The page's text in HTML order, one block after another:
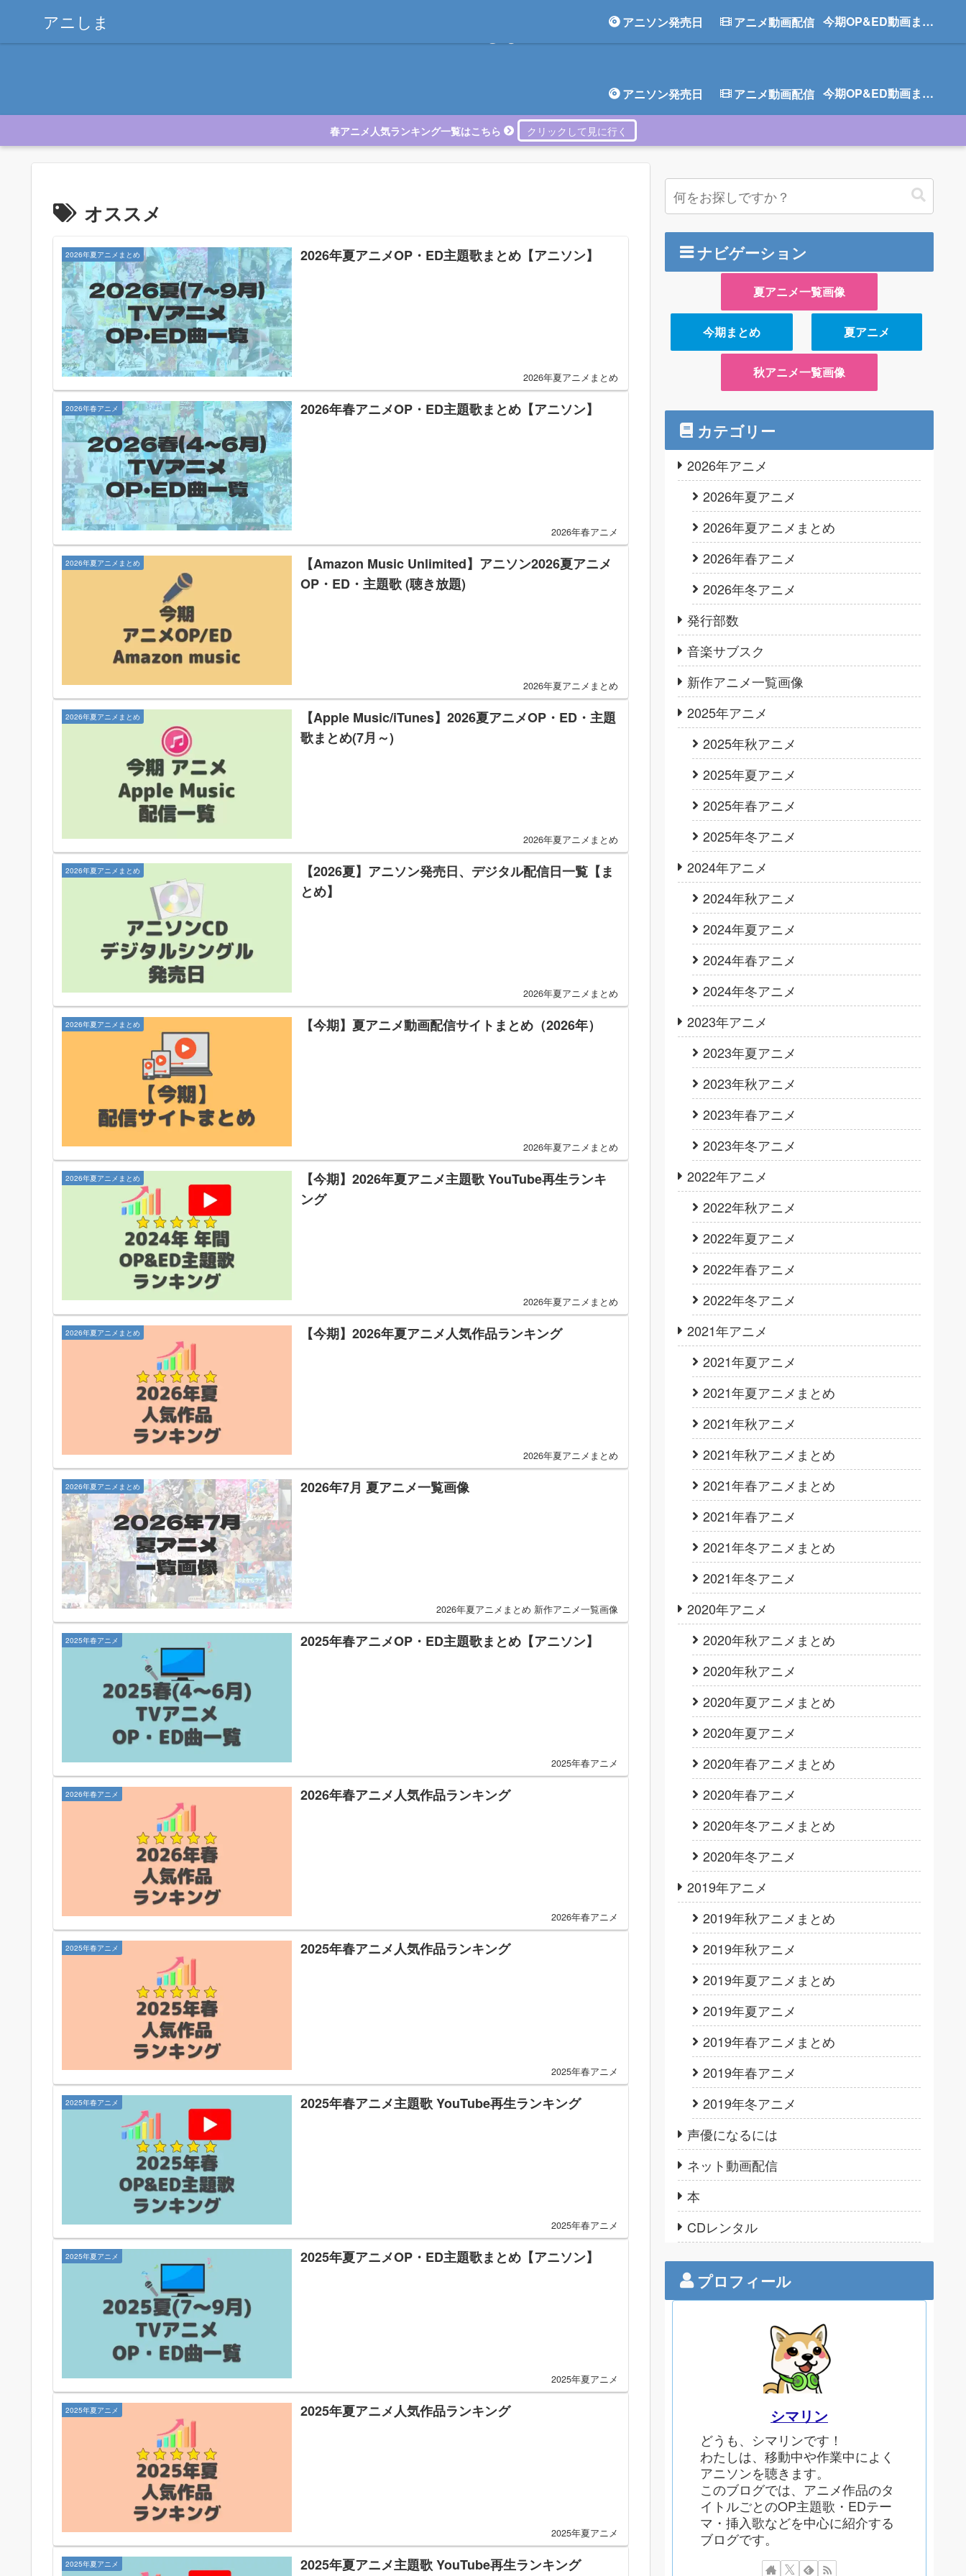
アニソン発売日 アニメ動画配信 今期OP&ED動画まとめ
アニしま アニソン発売日 アニメ動画配信 今期OP&ED動画まとめ
春アニメ人気ランキング一覧はこちら
オススメ
2026年夏アニメまとめ 2026年夏アニメOP・ED主題歌まとめ【アニソン】
2026年夏アニメまとめ
2026年春アニメ 2026年春アニメOP・ED主題歌まとめ【アニソン】
2026年春アニメ
2026年夏アニメまとめ
【Amazon Music Unlimited】アニソン2026夏アニメ
OP・ED・主題歌 (聴き放題)
2026年夏アニメまとめ
2026年夏アニメまとめ
【Apple Music/iTunes】2026夏アニメOP・ED・主題
歌まとめ(7月～)
2026年夏アニメまとめ
2026年夏アニメまとめ
【2026夏】アニソン発売日、デジタル配信日一覧【ま
とめ】
2026年夏アニメまとめ
2026年夏アニメまとめ 【今期】夏アニメ動画配信サイトまとめ（2026年）
2026年夏アニメまとめ
2026年夏アニメまとめ
【今期】2026年夏アニメ主題歌 YouTube再生ランキ
ング
2026年夏アニメまとめ
2026年夏アニメまとめ 【今期】2026年夏アニメ人気作品ランキング
2026年夏アニメまとめ
2026年夏アニメまとめ 2026年7月 夏アニメ一覧画像
2026年夏アニメまとめ 新作アニメ一覧画像
2025年春アニメ 2025年春アニメOP・ED主題歌まとめ【アニソン】
2025年春アニメ
2026年春アニメ 2026年春アニメ人気作品ランキング
2026年春アニメ
2025年春アニメ 2025年春アニメ人気作品ランキング
2025年春アニメ
2025年春アニメ 2025年春アニメ主題歌 YouTube再生ランキング
2025年春アニメ
2025年夏アニメ 2025年夏アニメOP・ED主題歌まとめ【アニソン】
2025年夏アニメ
2025年夏アニメ 2025年夏アニメ人気作品ランキング
2025年夏アニメ
2025年夏アニメ 2025年夏アニメ主題歌 YouTube再生ランキング
ナビゲーション
夏アニメ一覧画像
今期まとめ 夏アニメ
秋アニメ一覧画像
カテゴリー
2026年アニメ
2026年夏アニメ
2026年夏アニメまとめ
2026年春アニメ
2026年冬アニメ
発行部数
音楽サブスク
新作アニメ一覧画像
2025年アニメ
2025年秋アニメ
2025年夏アニメ
2025年春アニメ
2025年冬アニメ
2024年アニメ
2024年秋アニメ
2024年夏アニメ
2024年春アニメ
2024年冬アニメ
2023年アニメ
2023年夏アニメ
2023年秋アニメ
2023年春アニメ
2023年冬アニメ
2022年アニメ
2022年秋アニメ
2022年夏アニメ
2022年春アニメ
2022年冬アニメ
2021年アニメ
2021年夏アニメ
2021年夏アニメまとめ
2021年秋アニメ
2021年秋アニメまとめ
2021年春アニメまとめ
2021年春アニメ
2021年冬アニメまとめ
2021年冬アニメ
2020年アニメ
2020年秋アニメまとめ
2020年秋アニメ
2020年夏アニメまとめ
2020年夏アニメ
2020年春アニメまとめ
2020年春アニメ
2020年冬アニメまとめ
2020年冬アニメ
2019年アニメ
2019年秋アニメまとめ
2019年秋アニメ
2019年夏アニメまとめ
2019年夏アニメ
2019年春アニメまとめ
2019年春アニメ
2019年冬アニメ
声優になるには
ネット動画配信
本
CDレンタル
プロフィール
シマリン
どうも、シマリンです！
わたしは、移動中や作業中によく
アニソンを聴きます。
このブログでは、アニメ作品のタ
イトルごとのOP主題歌・EDテー
マ・挿入歌などを中心に紹介する
ブログです。